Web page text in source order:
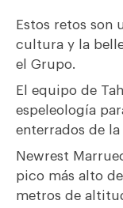
Estos retos son
cultura y la
el Grupo.
El equipo de
espeleología
enterrados de la
Newrest
pico más alto
metros de